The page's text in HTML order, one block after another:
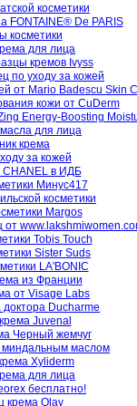
косметики
FONTAINE® De PARIS
косметики
для лица
кремов Ivyss
по уходу за кожей
от Mario Badescu Skin
кожи от CuDerm
Energy-Boosting
для лица
крема
за кожей
CHANEL в ИДБ
Минус417
косметики
Margos
от
Tobis Touch
Sister Suds
LA'BONIC
из Франции
от Visage Labs
Ducharme
Juvenal
Черный жемчуг
миндальным маслом
Xyliderm
для лица
бесплатно!
крема Olay